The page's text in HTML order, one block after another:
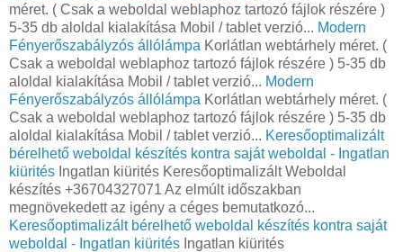
méret. ( Csak a weboldal weblaphoz tartozó fájlok részére )
5-35 db aloldal kialakítása Mobil / tablet verzió... Modern
Fényerőszabályzós állólámpa Korlátlan webtárhely méret. (
Csak a weboldal weblaphoz tartozó fájlok részére ) 5-35 db
aloldal kialakítása Mobil / tablet verzió... Modern
Fényerőszabályzós állólámpa Korlátlan webtárhely méret. (
Csak a weboldal weblaphoz tartozó fájlok részére ) 5-35 db
aloldal kialakítása Mobil / tablet verzió... Keresőoptimalizált
bérelhető weboldal készítés kontra saját weboldal - Ingatlan
kiürités Ingatlan kiürités Keresőoptimalizált Weboldal
készítés +36704327071 Az elmúlt időszakban
megnövekedett az igény a céges bemutatkozó...
Keresőoptimalizált bérelhető weboldal készítés kontra saját
weboldal - Ingatlan kiürités Ingatlan kiürités